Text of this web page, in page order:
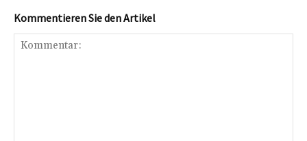
Kommentieren Sie den Artikel